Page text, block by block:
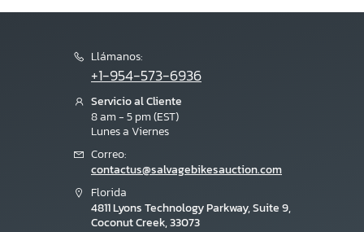
Llámanos:
+1-954-573-6936
Servicio al Cliente
8 am - 5 pm (EST)
Lunes a Viernes
Correo:
contactus@salvagebikesauction.com
Florida
4811 Lyons Technology Parkway, Suite 9,
Coconut Creek, 33073